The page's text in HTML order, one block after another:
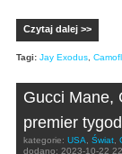
Czytaj dalej >>
Tagi: Jay Exodus
Gucci Mane,
premier
kategorie: USA Świat
dodano: 2023-10-22